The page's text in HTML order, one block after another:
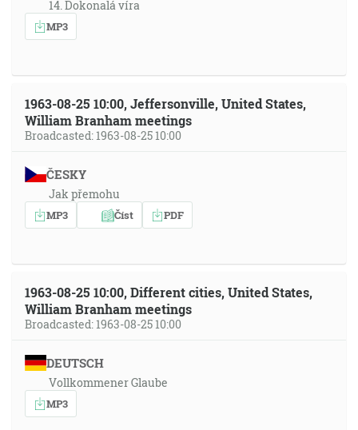
14. Dokonalá víra
MP3
1963-08-25 10:00, Jeffersonville, United States,
William Branham meetings
Broadcasted: 1963-08-25 10:00
ČESKY
Jak přemohu
MP3 Číst PDF
1963-08-25 10:00, Different cities, United States,
William Branham meetings
Broadcasted: 1963-08-25 10:00
DEUTSCH
Vollkommener Glaube
MP3